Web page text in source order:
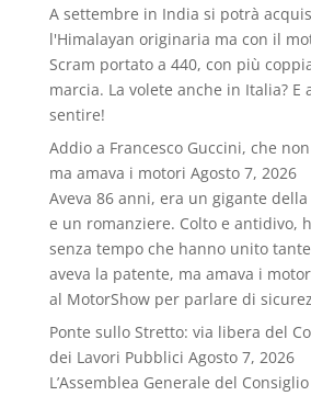
A settembre in India si potrà
l'Himalayan originaria ma con il
Scram portato a 440, con più
marcia. La volete anche in Italia? E
sentire!
Addio a Francesco Guccini, che
ma amava i motori Agosto 7, 2026
Aveva 86 anni, era un gigante della
e un romanziere. Colto e antidivo,
senza tempo che hanno unito
aveva la patente, ma amava i
al MotorShow per parlare di
Ponte sullo Stretto: via libera del
dei Lavori Pubblici Agosto 7, 2026
L’Assemblea Generale del